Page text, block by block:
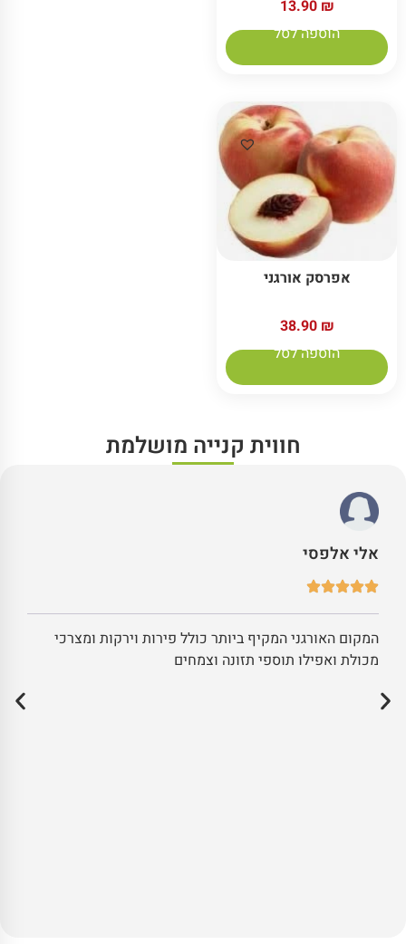
13.90 ₪
הוספה לסל
אפרסק אורגני
38.90 ₪
הוספה לסל
חווית קנייה מושלמת
אלי אלפסי
המקום האורגני המקיף ביותר כולל פירות וירקות ומצרכי
מכולת ואפילו תוספי תזונה וצמחים